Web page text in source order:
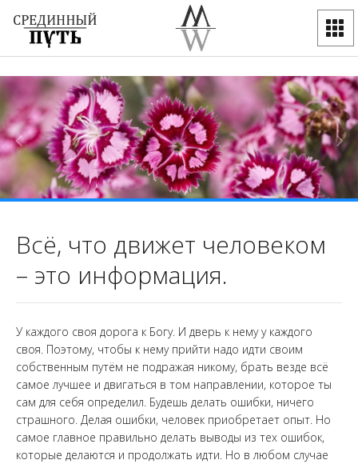
Всё, что движет человеком
– это информация.
У каждого своя дорога к Богу. И дверь к нему у каждого
своя. Поэтому, чтобы к нему прийти надо идти своим
собственным путём не подражая никому, брать везде всё
самое лучшее и двигаться в том направлении, которое ты
сам для себя определил. Будешь делать ошибки, ничего
страшного. Делая ошибки, человек приобретает опыт. Но
самое главное правильно делать выводы из тех ошибок,
которые делаются и продолжать идти. Но в любом случае